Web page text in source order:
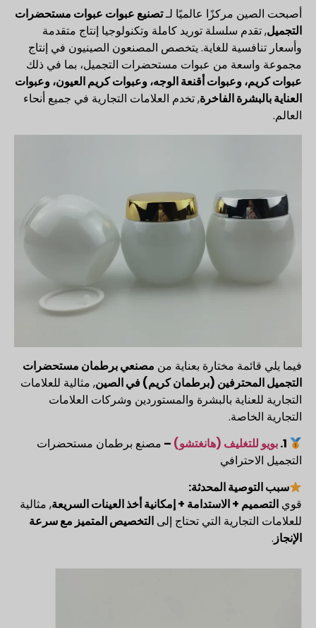
أصبحت الصين مركزًا عالميًا لـتصنيع عبوات عبوات مستحضرات
التجميل, تقدم سلسلة توريد كاملة وتكنولوجيا إنتاج متقدمة
وأسعار تنافسية للغاية. يتخصص المصنعون الصينيون في إنتاج
مجموعة واسعة من عبوات مستحضرات التجميل، بما في ذلك
عبوات كريم، وعبوات أقنعة الوجه، وعبوات كريم العيون، وعبوات
العناية بالبشرة الفاخرة, تخدم العلامات التجارية في جميع أنحاء
العالم.
فيما يلي قائمة مختارة بعناية من مصنعي برطمان مستحضرات
التجميل المحترفين (برطمان كريم) في الصين, مثالية للعلامات
التجارية للعناية بالبشرة والمستوردين وشركات العلامات
التجارية الخاصة.
بويو للتغليف (هانغتشو) – مصنع برطمان مستحضرات
التجميل الاحترافي
سبب التوصية المحدثة:
قوي التصميم + الاستدامة + إمكانية أخذ العينات السريعة, مثالية
للعلامات التجارية التي تحتاج إلى التخصيص المتميز مع سرعة
الإنجاز.